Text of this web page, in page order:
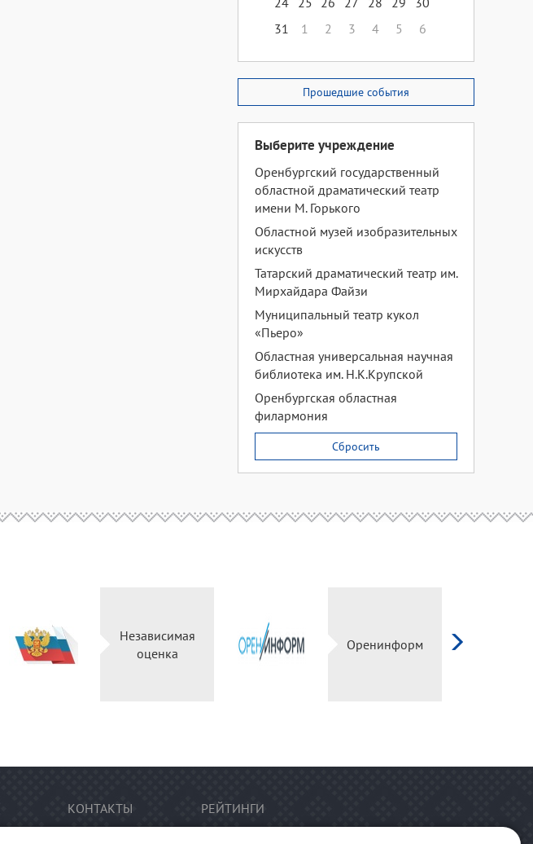
31
1 2 3 4 5 6
Прошедшие события
Выберите учреждение
Оренбургский государственный
областной драматический театр
имени М. Горького
Областной музей изобразительных
искусств
Татарский драматический театр им.
Мирхайдара Файзи
Муниципальный театр кукол
«Пьеро»
Областная универсальная научная
библиотека им. Н.К.Крупской
Оренбургская областная
филармония
Сбросить
Независимая
оценка
Оренинформ
КОНТАКТЫ РЕЙТИНГИ